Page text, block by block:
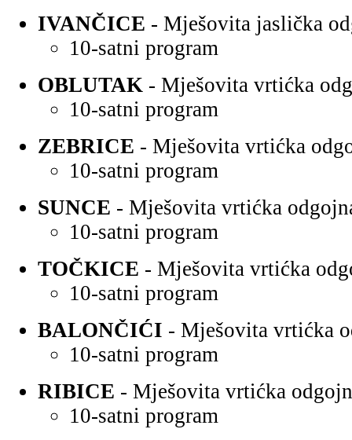
IVANČICE - Mješovita jaslička
10-satni program
OBLUTAK - Mješovita vrtićka
10-satni program
ZEBRICE - Mješovita vrtićka
10-satni program
SUNCE - Mješovita vrtićka
10-satni program
TOČKICE - Mješovita vrtićka
10-satni program
BALONČIĆI - Mješovita vrtićka
10-satni program
RIBICE - Mješovita vrtićka
10-satni program